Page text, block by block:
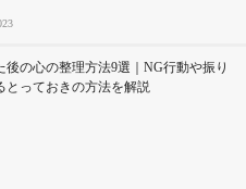
後の心の整理方法9選｜NG行動や振り
とっておきの方法を解説